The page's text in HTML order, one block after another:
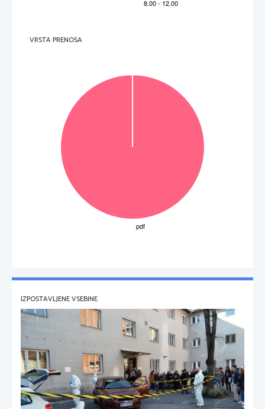
..............................................................................................36
VRSTA PRENOSA
IZPOSTAVLJENE VSEBINE